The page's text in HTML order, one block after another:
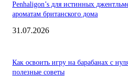
Penhaligon’s для истинных
ароматам британского дома
31.07.2026
Как освоить игру на барабанах с
полезные советы